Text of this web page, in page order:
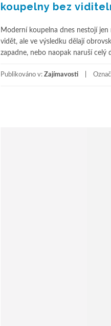
koupelny bez
Moderní koupelna dnes nestojí
vidět, ale ve výsledku dělají
zapadne, nebo naopak naruší celý
Publikováno v: Zajímavosti